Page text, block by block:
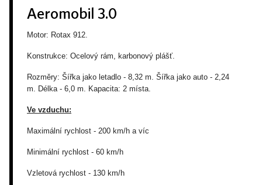
Aeromobil 3.0
Motor: Rotax 912.
Konstrukce: Ocelový rám, karbonový plášť.
Rozměry: Šířka jako letadlo - 8,32 m. Šířka jako auto - 2,24
m. Délka - 6,0 m. Kapacita: 2 místa.
Ve vzduchu:
Maximální rychlost - 200 km/h a víc
Minimální rychlost - 60 km/h
Vzletová rychlost - 130 km/h